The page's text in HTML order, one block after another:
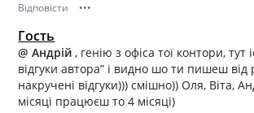
Відповісти •••
Гость
@ Андрій, генію з офіса тої контори, тут
відгуки автора” і видно шо ти пишеш від
накручені відгуки))) смішно)) Оля, Віта,
місяці працюєш то 4 місяці)